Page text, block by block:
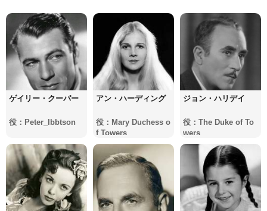
ゲイリー・クーパー
役：Peter_Ibbtson
アン・ハーディング
役：Mary Duchess o
f Towers
ジョン・ハリデイ
役：The Duke of To
wers